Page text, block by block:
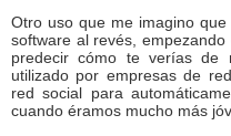
Otro uso que me imagino
software al revés,
predecir cómo te verías de
utilizado por empresas de
red social para
cuando éramos mucho más